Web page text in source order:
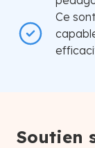
Ce
Soutien